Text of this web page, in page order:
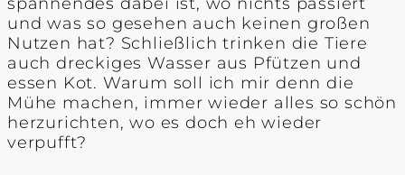
und was so gesehen auch keinen großen
Nutzen hat? Schließlich trinken die Tiere
auch dreckiges Wasser aus Pfützen und
essen Kot. Warum soll ich mir denn die
Mühe machen, immer wieder alles so schön
herzurichten, wo es doch eh wieder
verpufft?